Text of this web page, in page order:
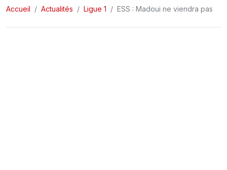
LIGUE 2
Accueil Actualités Ligue 1 ESS : Madoui ne viendra pas